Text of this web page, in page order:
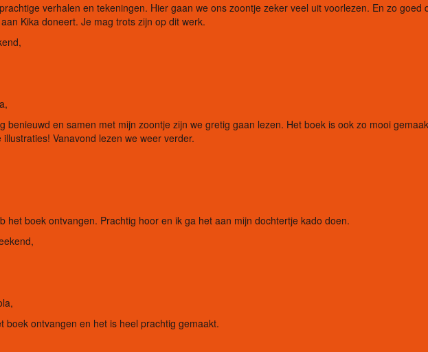
verhalen en tekeningen. Hier gaan we ons zoontje zeker veel uit voorlezen. En zo goed
Kika doneert. Je mag trots zijn op dit werk.
benieuwd en samen met mijn zoontje zijn we gretig gaan lezen. Het boek is ook zo mooi
illustraties! Vanavond lezen we weer verder.
het boek ontvangen. Prachtig hoor en ik ga het aan mijn dochtertje kado doen.
boek ontvangen en het is heel prachtig gemaakt.